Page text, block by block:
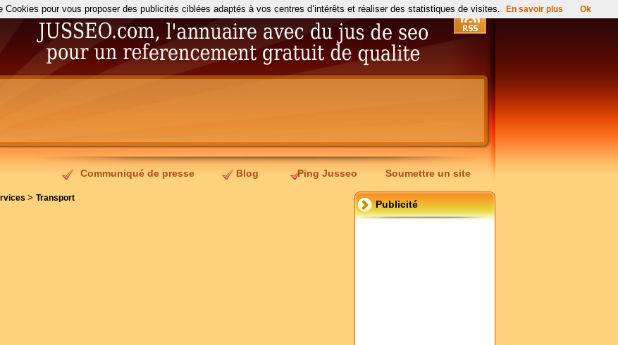
Communiqué de presse Blog Ping Jusseo Soumettre un site
Publicité
> Transport
pour vous proposer des publicités ciblées adaptés à vos centres d’intérêts et réaliser des statistiques de visites. En savoir plus Ok